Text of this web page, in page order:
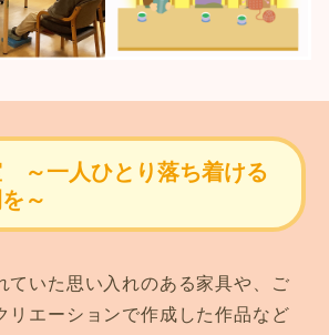
～一人ひとり落ち着ける
～
ていた思い入れのある家具や、ご
リエーションで作成した作品など